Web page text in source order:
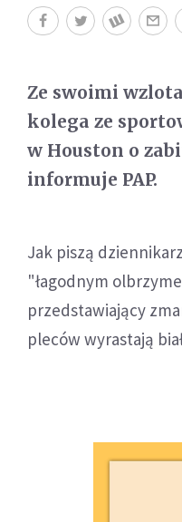
Ze swoimi
kolega ze
w Houston o
informuje PAP.
Jak piszą
"łagodnym
przedstawiający
pleców wyrastają